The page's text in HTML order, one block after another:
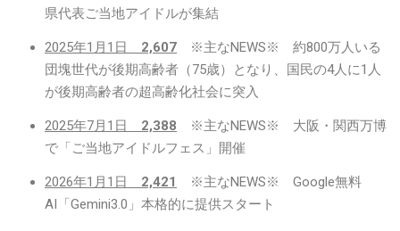
県代表ご当地アイドルが集結
2025年1月1日 2,607 ※主なNEWS※ 約800万人いる
団塊世代が後期高齢者（75歳）となり、国民の4人に1人
が後期高齢者の超高齢化社会に突入
2025年7月1日 2,388 ※主なNEWS※ 大阪・関西万博
で「ご当地アイドルフェス」開催
2026年1月1日 2,421
※主なNEWS※ Google無料
AI「Gemini3.0」本格的に提供スタート